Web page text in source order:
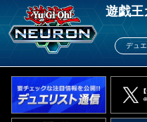
遊戯王
デュ